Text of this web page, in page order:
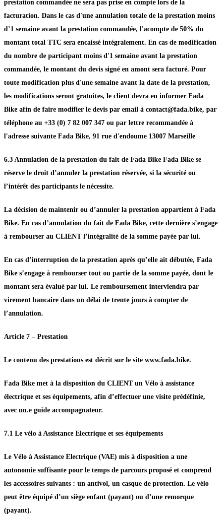
prestation commandée ne sera pas prise en compte lors de la
facturation. Dans le cas d'une annulation totale de la prestation moins
d’1 semaine avant la prestation commandée, l'acompte de 50% du
montant total TTC sera encaissé intégralement. En cas de modification
du nombre de participant moins d'1 semaine avant la prestation
commandée, le montant du devis signé en amont sera facturé. Pour
toute modification plus d'une semaine avant la date de la prestation,
les modifications seront gratuites, le client devra en informer Fada
Bike afin de faire modifier le devis par email à contact@fada.bike, par
téléphone au +33 (0) 7 82 007 347 ou par lettre recommandée à
l'adresse suivante Fada Bike, 91 rue d'endoume 13007 Marseille
6.3 Annulation de la prestation du fait de Fada Bike Fada Bike se
réserve le droit d’annuler la prestation réservée, si la sécurité ou
l’intérêt des participants le nécessite.
La décision de maintenir ou d’annuler la prestation appartient à Fada
Bike. En cas d’annulation du fait de Fada Bike, cette dernière s’engage
à rembourser au CLIENT l’intégralité de la somme payée par lui.
En cas d’interruption de la prestation après qu’elle ait débutée, Fada
Bike s’engage à rembourser tout ou partie de la somme payée, dont le
montant sera évalué par lui. Le remboursement interviendra par
virement bancaire dans un délai de trente jours à compter de
l’annulation.
Article 7 – Prestation
Le contenu des prestations est décrit sur le site www.fada.bike.
Fada Bike met à la disposition du CLIENT un Vélo à assistance
électrique et ses équipements, afin d’effectuer une visite prédéfinie,
avec un.e guide accompagnateur.
7.1 Le vélo à Assistance Electrique et ses équipements
Le Vélo à Assistance Electrique (VAE) mis à disposition a une
autonomie suffisante pour le temps de parcours proposé et comprend
les accessoires suivants : un antivol, un casque de protection. Le vélo
peut être équipé d’un siège enfant (payant) ou d’une remorque
(payant).